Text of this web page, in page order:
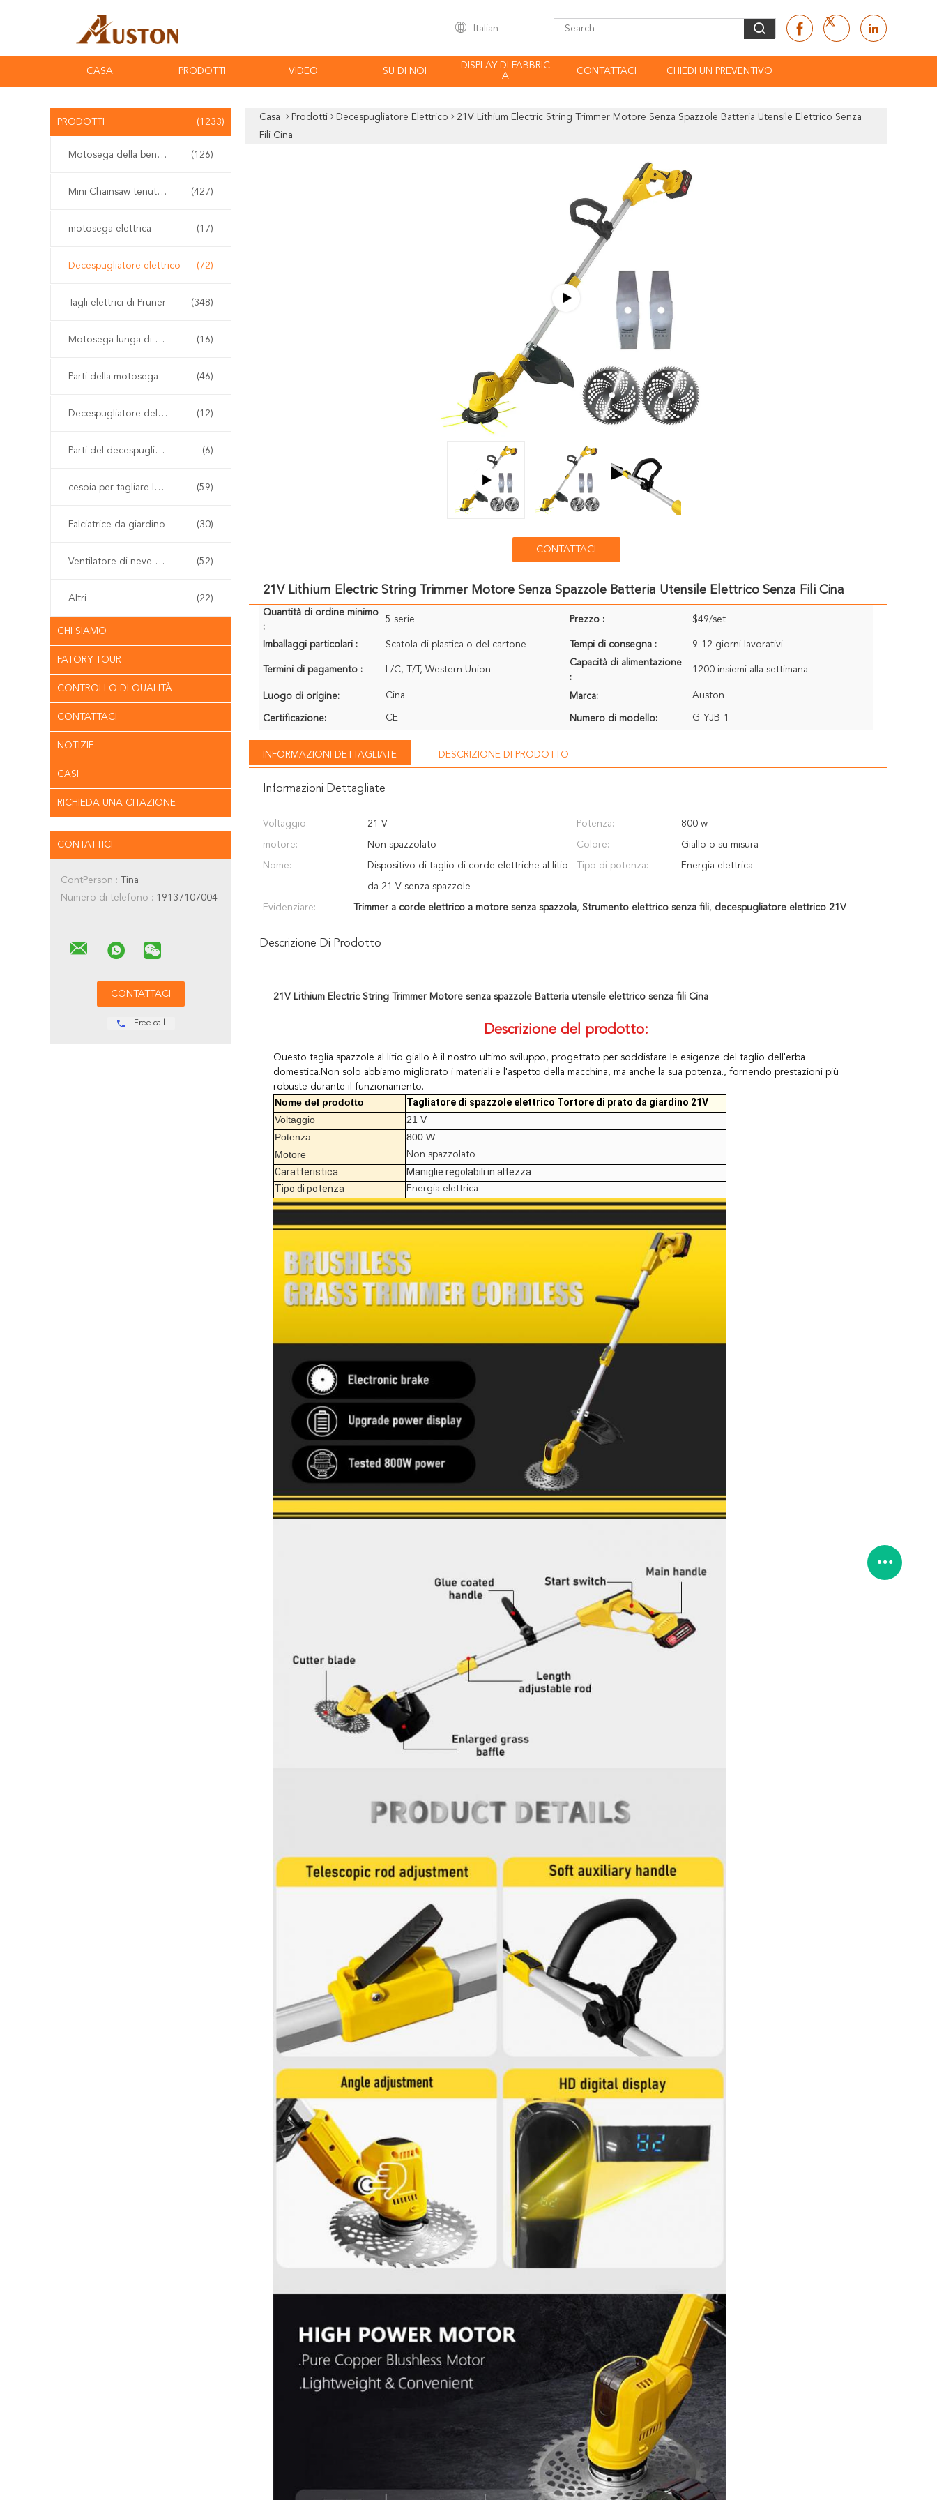
Italian
CASA. PRODOTTI VIDEO SU DI NOI
DISPLAY DI FABBRIC
A
CONTATTACI CHIEDI UN PREVENTIVO
PRODOTTI (1233)
Motosega della benzina (126)
Mini Chainsaw tenuto in mano (427)
motosega elettrica (17)
Decespugliatore elettrico (72)
Tagli elettrici di Pruner (348)
Motosega lunga di Palo (16)
Parti della motosega (46)
Decespugliatore della benzina (12)
Parti del decespugliatore (6)
cesoia per tagliare le siepi senza cordone (59)
Falciatrice da giardino (30)
Ventilatore di neve e della foglia (52)
Altri (22)
CHI SIAMO
FATORY TOUR
CONTROLLO DI QUALITÀ
CONTATTACI
NOTIZIE
CASI
RICHIEDA UNA CITAZIONE
CONTATTICI
ContPerson : Tina
Numero di telefono : 19137107004
Free call
Casa Prodotti Decespugliatore Elettrico
21V Lithium Electric String Trimmer Motore Senza Spazzole Batteria Utensile Elettrico Senza
Fili Cina
CONTATTACI
21V Lithium Electric String Trimmer Motore Senza Spazzole Batteria Utensile Elettrico Senza Fili Cina
Quantità di ordine minimo
:
5 serie Prezzo : $49/set
Imballaggi particolari : Scatola di plastica o del cartone Tempi di consegna : 9-12 giorni lavorativi
Termini di pagamento : L/C, T/T, Western Union
Capacità di alimentazione
:
1200 insiemi alla settimana
Luogo di origine: Cina Marca: Auston
Certificazione: CE Numero di modello: G-YJB-1
INFORMAZIONI DETTAGLIATE DESCRIZIONE DI PRODOTTO
Informazioni Dettagliate
Voltaggio: 21 V Potenza: 800 w
motore: Non spazzolato Colore: Giallo o su misura
Nome: Dispositivo di taglio di corde elettriche al litio
da 21 V senza spazzole
Tipo di potenza: Energia elettrica
Evidenziare: Trimmer a corde elettrico a motore senza spazzola, Strumento elettrico senza fili, decespugliatore elettrico 21V
Descrizione Di Prodotto
21V Lithium Electric String Trimmer Motore senza spazzole Batteria utensile elettrico senza fili Cina
Descrizione del prodotto:
Questo taglia spazzole al litio giallo è il nostro ultimo sviluppo, progettato per soddisfare le esigenze del taglio dell'erba
domestica.Non solo abbiamo migliorato i materiali e l'aspetto della macchina, ma anche la sua potenza., fornendo prestazioni più
robuste durante il funzionamento.
Nome del prodotto
Tagliatore di spazzole elettrico Tortore di prato da giardino 21V
Voltaggio
21 V
Potenza
800 W
Motore
Non spazzolato
Caratteristica
Maniglie regolabili in altezza
Tipo di potenza
Energia elettrica